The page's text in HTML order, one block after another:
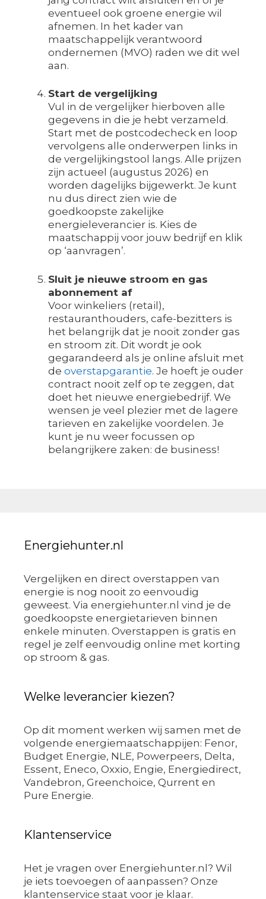
eventueel ook groene energie wil
afnemen. In het kader van
maatschappelijk verantwoord
ondernemen (MVO) raden we dit wel
aan.
Start de vergelijking
Vul in de vergelijker hierboven alle
gegevens in die je hebt verzameld.
Start met de postcodecheck en loop
vervolgens alle onderwerpen links in
de vergelijkingstool langs. Alle prijzen
zijn actueel (augustus 2026) en
worden dagelijks bijgewerkt. Je kunt
nu dus direct zien wie de
goedkoopste zakelijke
energieleverancier is. Kies de
maatschappij voor jouw bedrijf en klik
op ‘aanvragen’.
Sluit je nieuwe stroom en gas
abonnement af
Voor winkeliers (retail),
restauranthouders, cafe-bezitters is
het belangrijk dat je nooit zonder gas
en stroom zit. Dit wordt je ook
gegarandeerd als je online afsluit met
de overstapgarantie. Je hoeft je ouder
contract nooit zelf op te zeggen, dat
doet het nieuwe energiebedrijf. We
wensen je veel plezier met de lagere
tarieven en zakelijke voordelen. Je
kunt je nu weer focussen op
belangrijkere zaken: de business!
Energiehunter.nl
Vergelijken en direct overstappen van
energie is nog nooit zo eenvoudig
geweest. Via energiehunter.nl vind je de
goedkoopste energietarieven binnen
enkele minuten. Overstappen is gratis en
regel je zelf eenvoudig online met korting
op stroom & gas.
Welke leverancier kiezen?
Op dit moment werken wij samen met de
volgende energiemaatschappijen: Fenor,
Budget Energie, NLE, Powerpeers, Delta,
Essent, Eneco, Oxxio, Engie, Energiedirect,
Vandebron, Greenchoice, Qurrent en
Pure Energie.
Klantenservice
Het je vragen over Energiehunter.nl? Wil
je iets toevoegen of aanpassen? Onze
klantenservice staat voor je klaar.